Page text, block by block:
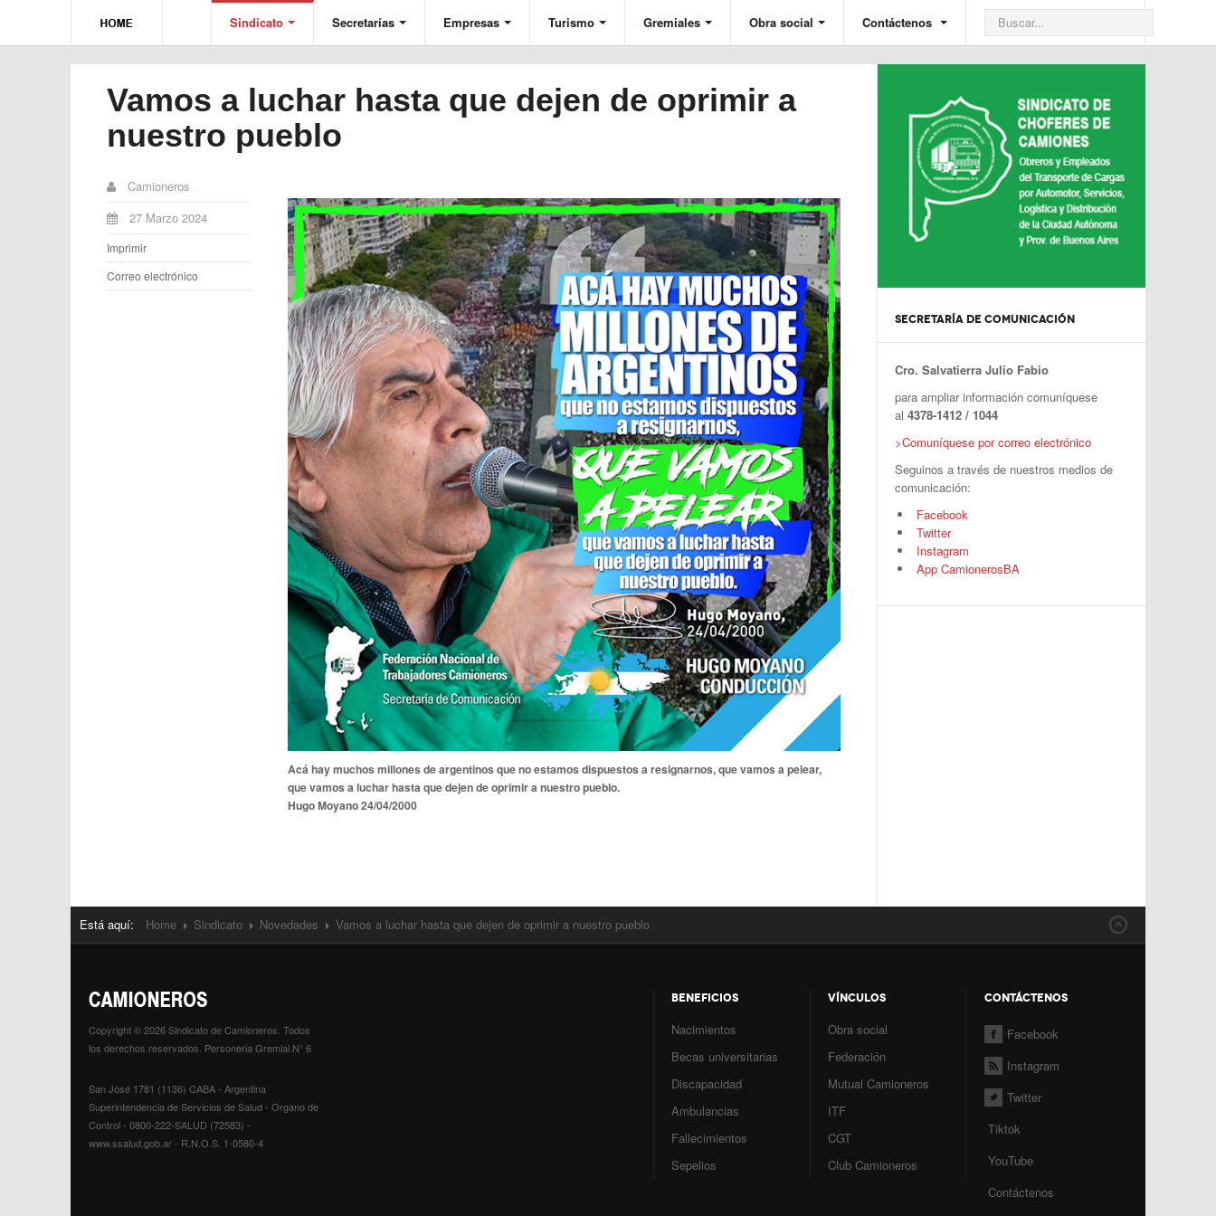
Sindicato Secretarías Empresas Turismo Gremiales Obra social Contáctenos
Vamos a luchar hasta que dejen de oprimir a
nuestro pueblo
Camioneros
27 Marzo 2024
Imprimir
Correo electrónico
Acá hay muchos millones de argentinos que no estamos dispuestos a resignarnos, que vamos a pelear,
que vamos a luchar hasta que dejen de oprimir a nuestro pueblo.
Hugo Moyano 24/04/2000
SECRETARÍA DE COMUNICACIÓN
Cro. Salvatierra Julio Fabio
para ampliar información comuníquese
al 4378-1412 / 1044
>Comuníquese por correo electrónico
Seguinos a través de nuestros medios de
comunicación:
Facebook
Twitter
Instagram
App CamionerosBA
Está aquí: Home Sindicato Novedades Vamos a luchar hasta que dejen de oprimir a nuestro pueblo
Copyright © 2026 Sindicato de Camioneros. Todos
los derechos reservados. Personeria Gremial N° 6
San José 1781 (1136) CABA - Argentina
Superintendencia de Servicios de Salud - Organo de
Control - 0800-222-SALUD (72583) -
www.ssalud.gob.ar - R.N.O.S. 1-0580-4
BENEFICIOS
Nacimientos
Becas universitarias
Discapacidad
Ambulancias
Fallecimientos
Sepelios
VÍNCULOS
Obra social
Federación
Mutual Camioneros
ITF
CGT
Club Camioneros
CONTÁCTENOS
Facebook
Instagram
Twitter
Tiktok
YouTube
Contáctenos